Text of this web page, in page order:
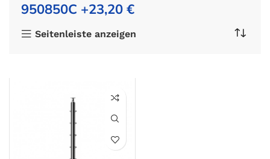
950850C +23,20 €
Seitenleiste anzeigen